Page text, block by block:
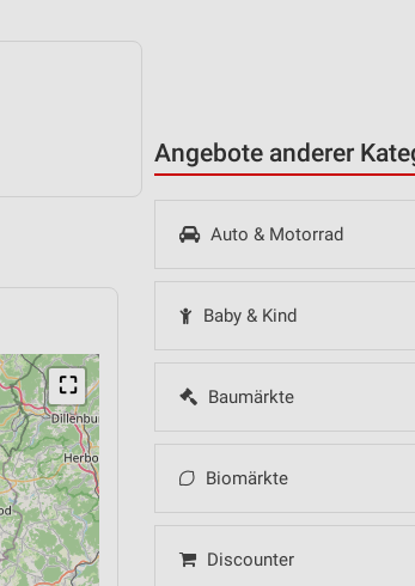
Angebote anderer
Auto & Motorrad
Baby & Kind
Baumärkte
Biomärkte
Discounter
⛶